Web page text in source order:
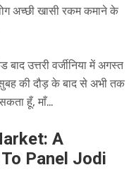
अच्छी खासी रकम कमाने के
उत्तरी वर्जीनिया में अगस्त
की दौड़ के बाद से अभी तक
हूँ, माँ…
A
Panel Jodi